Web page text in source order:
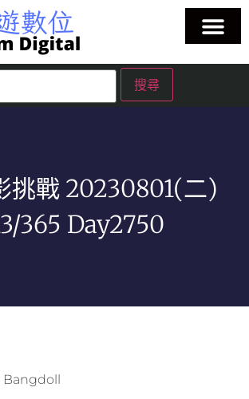
挑戰 20230801(二)
365 Day2750
Bangdoll